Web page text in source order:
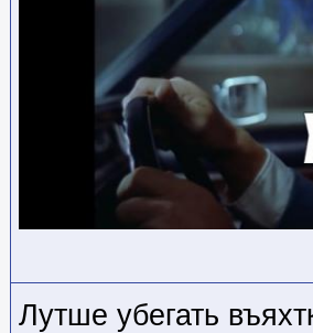
Лутше убегать